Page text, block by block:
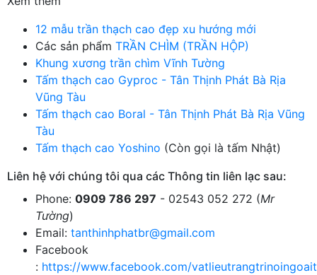
12 mẫu trần thạch cao đẹp xu hướng mới
Các sản phẩm TRẦN CHÌM (TRẦN HỘP)
Khung xương trần chìm Vĩnh Tường
Tấm thạch cao Gyproc - Tân Thịnh Phát Bà Rịa
Vũng Tàu
Tấm thạch cao Boral - Tân Thịnh Phát Bà Rịa Vũng
Tàu
Tấm thạch cao Yoshino (Còn gọi là tấm Nhật)
Liên hệ với chúng tôi qua các Thông tin liên lạc sau:
Phone: 0909 786 297 - 02543 052 272 (Mr
Tường)
Email: tanthinhphatbr@gmail.com
Facebook
: https://www.facebook.com/